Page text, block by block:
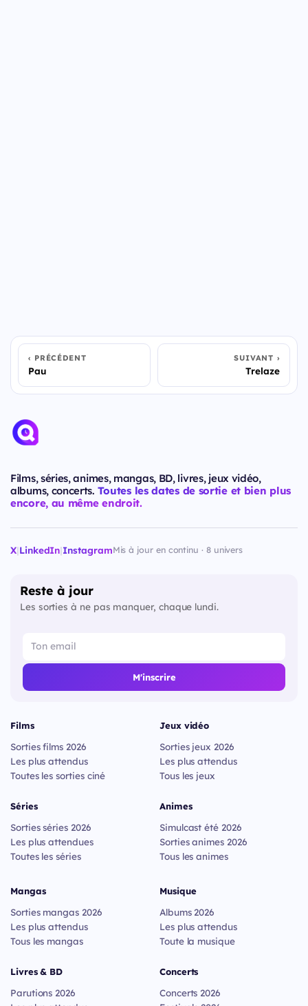
PRÉCÉDENT
Pau
SUIVANT
Trelaze
Films, séries, animes, mangas, BD, livres, jeux vidéo,
albums, concerts. Toutes les dates de sortie et bien plus
encore, au même endroit.
X|LinkedIn|InstagramMis à jour en continu · 8 univers
Reste à jour
Les sorties à ne pas manquer, chaque lundi.
M'inscrire
Films
Sorties films 2026
Les plus attendus
Toutes les sorties ciné
Séries
Sorties séries 2026
Les plus attendues
Toutes les séries
Jeux vidéo
Sorties jeux 2026
Les plus attendus
Tous les jeux
Animes
Simulcast été 2026
Sorties animes 2026
Tous les animes
Mangas
Sorties mangas 2026
Les plus attendus
Tous les mangas
Livres & BD
Parutions 2026
Musique
Albums 2026
Les plus attendus
Toute la musique
Concerts
Concerts 2026